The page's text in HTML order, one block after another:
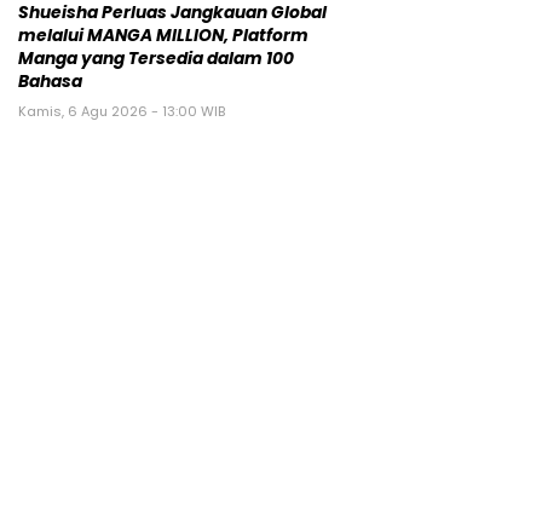
Shueisha Perluas Jangkauan Global
melalui MANGA MILLION, Platform
Manga yang Tersedia dalam 100
Bahasa
Kamis, 6 Agu 2026 - 13:00 WIB